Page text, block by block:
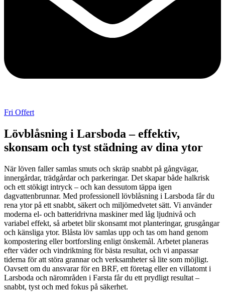
Fri Offert
Lövblåsning i Larsboda – effektiv,
skonsam och tyst städning av dina ytor
När löven faller samlas smuts och skräp snabbt på gångvägar,
innergårdar, trädgårdar och parkeringar. Det skapar både halkrisk
och ett stökigt intryck – och kan dessutom täppa igen
dagvattenbrunnar. Med professionell lövblåsning i Larsboda får du
rena ytor på ett snabbt, säkert och miljömedvetet sätt. Vi använder
moderna el- och batteridrivna maskiner med låg ljudnivå och
variabel effekt, så arbetet blir skonsamt mot planteringar, grusgångar
och känsliga ytor. Blåsta löv samlas upp och tas om hand genom
kompostering eller bortforsling enligt önskemål. Arbetet planeras
efter väder och vindriktning för bästa resultat, och vi anpassar
tiderna för att störa grannar och verksamheter så lite som möjligt.
Oavsett om du ansvarar för en BRF, ett företag eller en villatomt i
Larsboda och närområden i Farsta får du ett prydligt resultat –
snabbt, tyst och med fokus på säkerhet.